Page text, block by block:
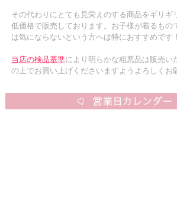
その代わりにとても見栄えのする商品をギリギ
低価格で販売しております。お子様が着るもの
は気にならないという方へは特におすすめです！
当店の検品基準により明らかな粗悪品は販売い
の上でお買い上げくださいますようよろしくお